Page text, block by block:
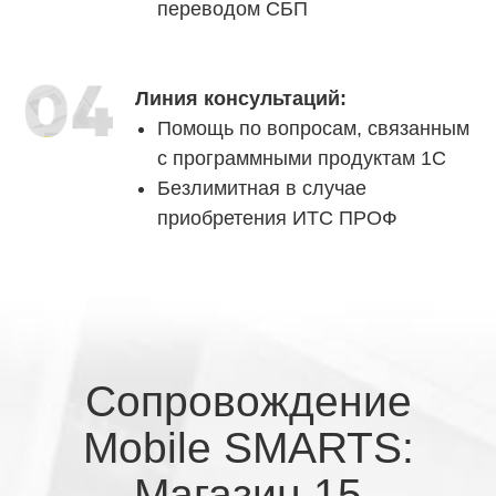
мобильное устройство справочники, таблицы и
результат работы (документы) с мобильного
устройства обратно.
13. Маркировка товаров
переводом СБП
Линия консультаций:
Помощь по вопросам, связанным
с программными продуктам 1С
Безлимитная в случае
приобретения ИТС ПРОФ
Сопровождение
Mobile SMARTS: